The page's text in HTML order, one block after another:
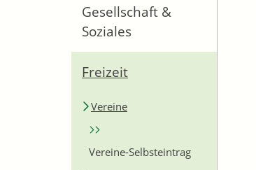
Gesellschaft &
Soziales
Freizeit
Vereine
Vereine-Selbsteintrag